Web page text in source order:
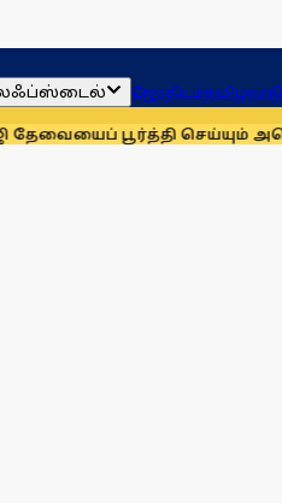
ஜோதிடம்தமிழ்நாடு
பூர்த்தி செய்யும் அமெரிக்கா!